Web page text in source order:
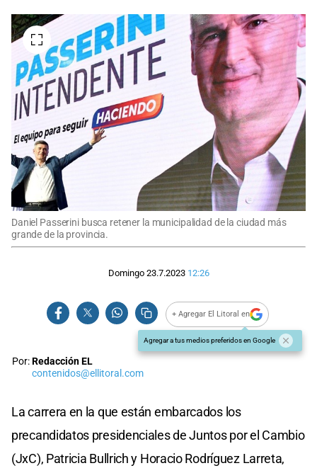
Daniel Passerini busca retener la municipalidad de la ciudad más
grande de la provincia.
Domingo 23.7.2023 12:26
+ Agregar El Litoral en
Agregar a tus medios preferidos en Google
Por:Redacción EL
contenidos@ellitoral.com
La carrera en la que están embarcados los
precandidatos presidenciales de Juntos por el Cambio
(JxC), Patricia Bullrich y Horacio Rodríguez Larreta,